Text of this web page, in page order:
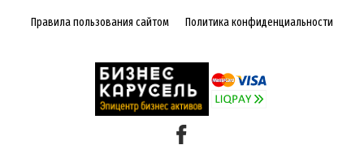
Правила пользования сайтом Политика конфиденциальности